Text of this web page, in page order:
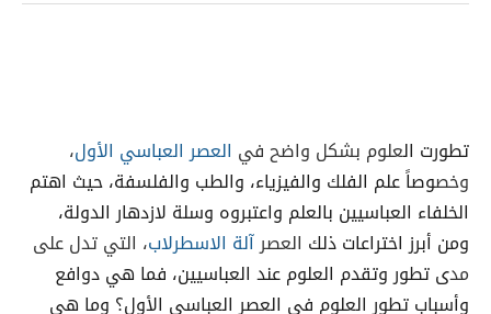
تطورت العلوم بشكل واضح في العصر العباسي الأول،
وخصوصاً علم الفلك والفيزياء، والطب والفلسفة، حيث اهتم
الخلفاء العباسيين بالعلم واعتبروه وسلة لازدهار الدولة،
ومن أبرز اختراعات ذلك العصرآلة الاسطرلاب، التي تدل على
مدى تطور وتقدم العلوم عند العباسيين، فما هي دوافع
وأسباب تطور العلوم في العصر العباسي الأول؟ وما هي